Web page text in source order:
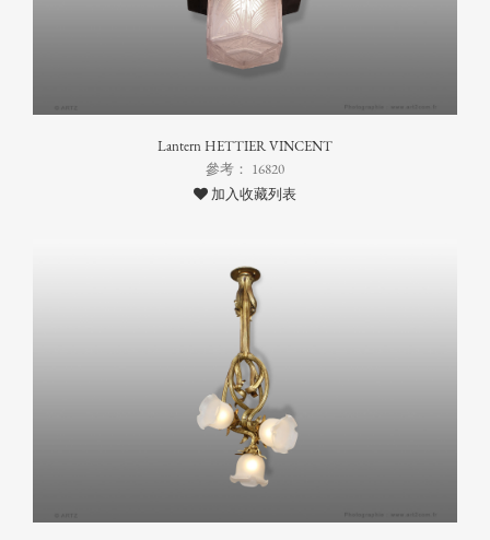
Lantern HETTIER VINCENT
參考： 16820
加入收藏列表